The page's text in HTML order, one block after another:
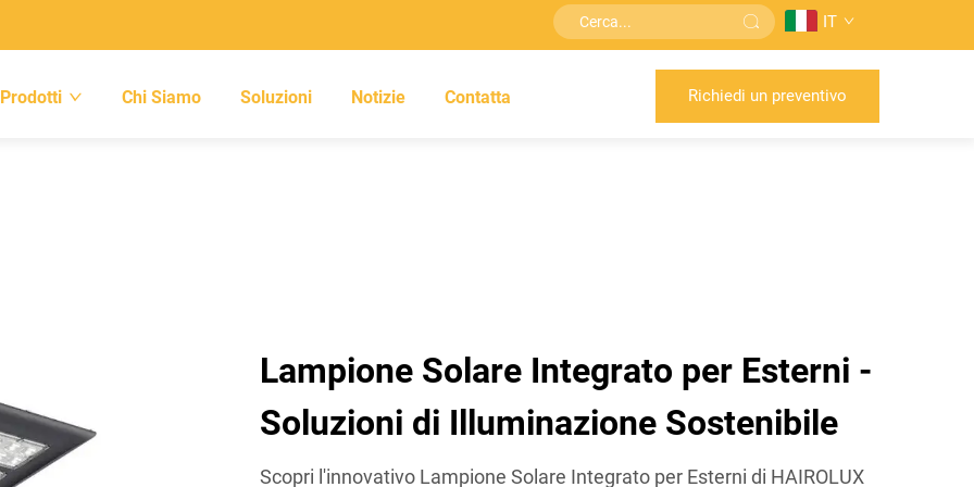
IT
Prodotti Chi Siamo Soluzioni Notizie Contatta Richiedi un preventivo
Lampione Solare Integrato per Esterni -
Soluzioni di Illuminazione Sostenibile
Scopri l'innovativo Lampione Solare Integrato per Esterni di HAIROLUX